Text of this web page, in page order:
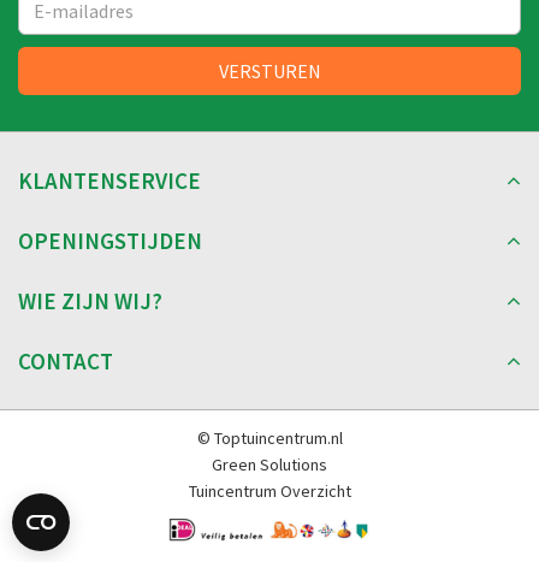
KLANTENSERVICE
OPENINGSTIJDEN
WIE ZIJN WIJ?
CONTACT
© Toptuincentrum.nl
Green Solutions
Tuincentrum Overzicht